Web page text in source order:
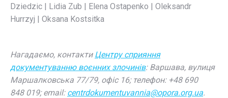
Dziedzic | Lidia Zub | Elena Ostapenko | Oleksandr
Hurrzyj | Oksana Kostsitka
Нагадаємо, контакти Центру сприяння
документуванню воєнних злочинів: Варшава, вулиця
Маршалковська 77/79, офіс 16; телефон: +48 690
848 019; email: centrdokumentuvannia@opora.org.ua.